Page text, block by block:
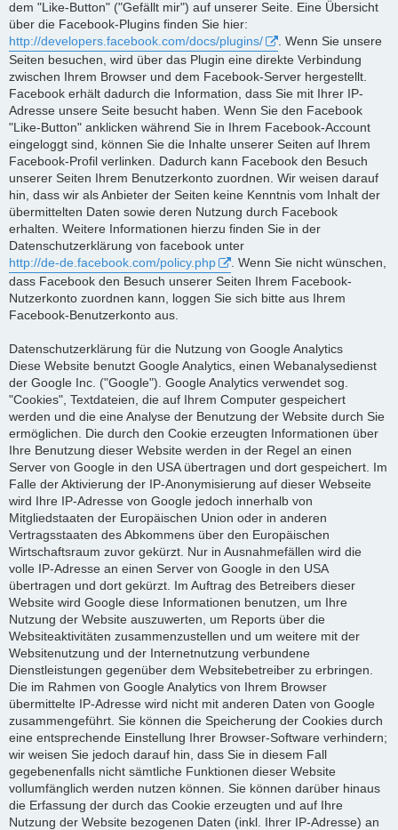
dem "Like-Button" ("Gefällt mir") auf unserer Seite. Eine Übersicht
über die Facebook-Plugins finden Sie hier:
http://developers.facebook.com/docs/plugins/
. Wenn Sie unsere
Seiten besuchen, wird über das Plugin eine direkte Verbindung
zwischen Ihrem Browser und dem Facebook-Server hergestellt.
Facebook erhält dadurch die Information, dass Sie mit Ihrer IP-
Adresse unsere Seite besucht haben. Wenn Sie den Facebook
"Like-Button" anklicken während Sie in Ihrem Facebook-Account
eingeloggt sind, können Sie die Inhalte unserer Seiten auf Ihrem
Facebook-Profil verlinken. Dadurch kann Facebook den Besuch
unserer Seiten Ihrem Benutzerkonto zuordnen. Wir weisen darauf
hin, dass wir als Anbieter der Seiten keine Kenntnis vom Inhalt der
übermittelten Daten sowie deren Nutzung durch Facebook
erhalten. Weitere Informationen hierzu finden Sie in der
Datenschutzerklärung von facebook unter
http://de-de.facebook.com/policy.php
. Wenn Sie nicht wünschen,
dass Facebook den Besuch unserer Seiten Ihrem Facebook-
Nutzerkonto zuordnen kann, loggen Sie sich bitte aus Ihrem
Facebook-Benutzerkonto aus.
Datenschutzerklärung für die Nutzung von Google Analytics
Diese Website benutzt Google Analytics, einen Webanalysedienst
der Google Inc. ("Google"). Google Analytics verwendet sog.
"Cookies", Textdateien, die auf Ihrem Computer gespeichert
werden und die eine Analyse der Benutzung der Website durch Sie
ermöglichen. Die durch den Cookie erzeugten Informationen über
Ihre Benutzung dieser Website werden in der Regel an einen
Server von Google in den USA übertragen und dort gespeichert. Im
Falle der Aktivierung der IP-Anonymisierung auf dieser Webseite
wird Ihre IP-Adresse von Google jedoch innerhalb von
Mitgliedstaaten der Europäischen Union oder in anderen
Vertragsstaaten des Abkommens über den Europäischen
Wirtschaftsraum zuvor gekürzt. Nur in Ausnahmefällen wird die
volle IP-Adresse an einen Server von Google in den USA
übertragen und dort gekürzt. Im Auftrag des Betreibers dieser
Website wird Google diese Informationen benutzen, um Ihre
Nutzung der Website auszuwerten, um Reports über die
Websiteaktivitäten zusammenzustellen und um weitere mit der
Websitenutzung und der Internetnutzung verbundene
Dienstleistungen gegenüber dem Websitebetreiber zu erbringen.
Die im Rahmen von Google Analytics von Ihrem Browser
übermittelte IP-Adresse wird nicht mit anderen Daten von Google
zusammengeführt. Sie können die Speicherung der Cookies durch
eine entsprechende Einstellung Ihrer Browser-Software verhindern;
wir weisen Sie jedoch darauf hin, dass Sie in diesem Fall
gegebenenfalls nicht sämtliche Funktionen dieser Website
vollumfänglich werden nutzen können. Sie können darüber hinaus
die Erfassung der durch das Cookie erzeugten und auf Ihre
Nutzung der Website bezogenen Daten (inkl. Ihrer IP-Adresse) an